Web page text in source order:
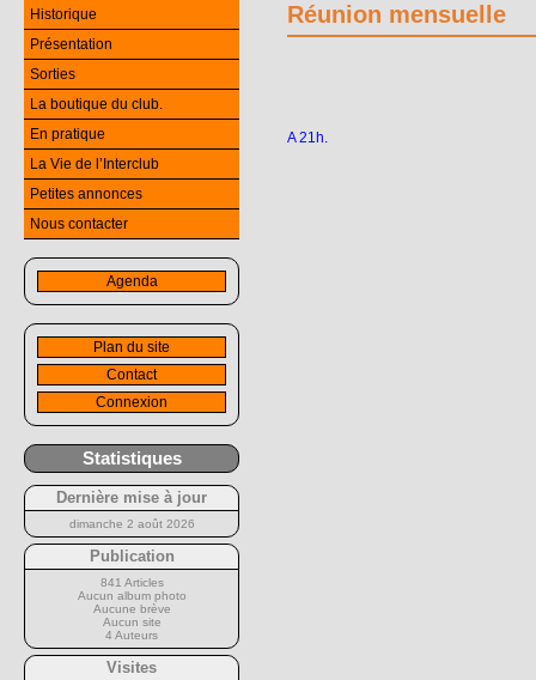
Réunion mensuelle
A 21h.
Historique
Présentation
Sorties
La boutique du club.
En pratique
La Vie de l’Interclub
Petites annonces
Nous contacter
Agenda
Plan du site
Contact
Connexion
Statistiques
Dernière mise à jour
dimanche 2 août 2026
Publication
841 Articles
Aucun album photo
Aucune brève
Aucun site
4 Auteurs
Visites